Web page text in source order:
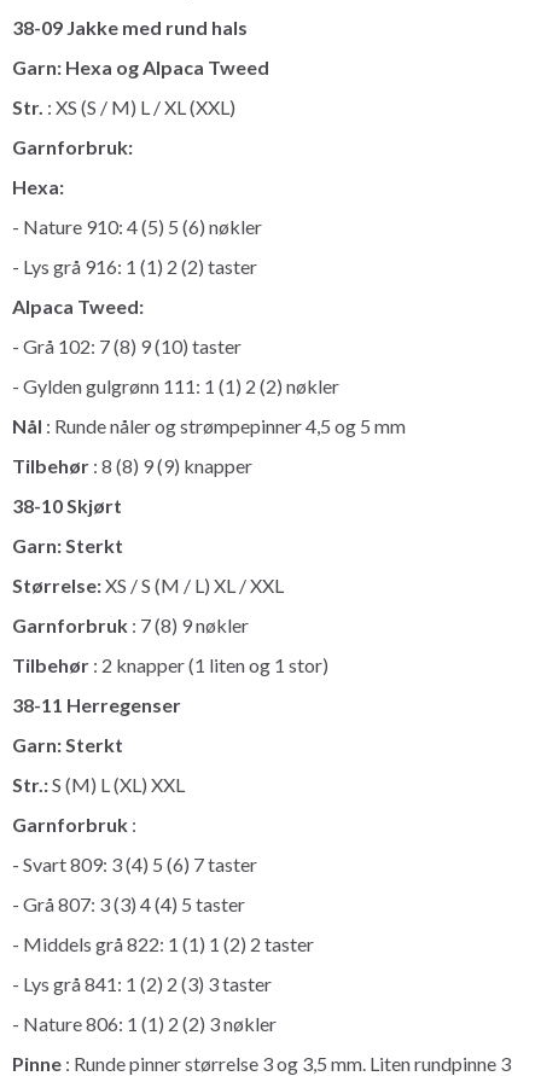
38-09 Jakke med rund hals
Garn: Hexa og Alpaca Tweed
Str. : XS (S / M) L / XL (XXL)
Garnforbruk:
Hexa:
- Nature 910: 4 (5) 5 (6) nøkler
- Lys grå 916: 1 (1) 2 (2) taster
Alpaca Tweed:
- Grå 102: 7 (8) 9 (10) taster
- Gylden gulgrønn 111: 1 (1) 2 (2) nøkler
Nål : Runde nåler og strømpepinner 4,5 og 5 mm
Tilbehør : 8 (8) 9 (9) knapper
38-10 Skjørt
Garn: Sterkt
Størrelse:XS / S (M / L) XL / XXL
Garnforbruk : 7 (8) 9 nøkler
Tilbehør : 2 knapper (1 liten og 1 stor)
38-11 Herregenser
Garn: Sterkt
Str.:S (M) L (XL) XXL
Garnforbruk :
- Svart 809: 3 (4) 5 (6) 7 taster
- Grå 807: 3 (3) 4 (4) 5 taster
- Middels grå 822: 1 (1) 1 (2) 2 taster
- Lys grå 841: 1 (2) 2 (3) 3 taster
- Nature 806: 1 (1) 2 (2) 3 nøkler
Pinne : Runde pinner størrelse 3 og 3,5 mm. Liten rundpinne 3